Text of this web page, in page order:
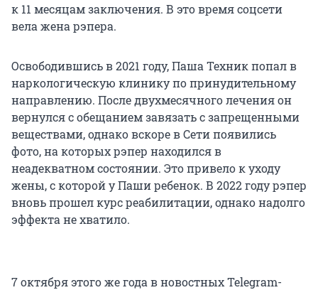
к 11 месяцам заключения. В это время соцсети
вела жена рэпера.
Освободившись в 2021 году, Паша Техник попал в
наркологическую клинику по принудительному
направлению. После двухмесячного лечения он
вернулся с обещанием завязать с запрещенными
веществами, однако вскоре в Сети появились
фото, на которых рэпер находился в
неадекватном состоянии. Это привело к уходу
жены, с которой у Паши ребенок. В 2022 году рэпер
вновь прошел курс реабилитации, однако надолго
эффекта не хватило.
7 октября этого же года в новостных Telegram-